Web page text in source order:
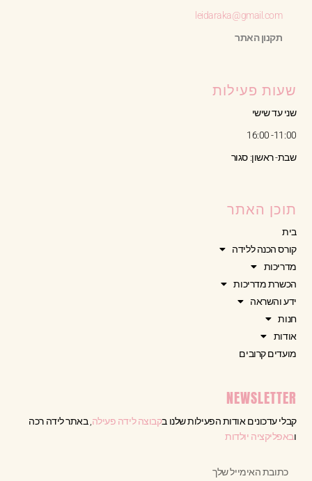
leidaraka@gmail.com
תקנון האתר
שעות פעילות
שני עד שישי
11:00- 16:00
שבת- ראשון: סגור
תוכן האתר
בית
קורס הכנה ללידה
מדריכות
הכשרת מדריכות
ידע והשראה
חנות
אודות
מועדים קרובים
NEWSLETTER
קבלי עדכונים אודות הפעילות שלנו בקבוצה לידה פעילה, באתר לידה רכה
ובאפליקציה יולדות